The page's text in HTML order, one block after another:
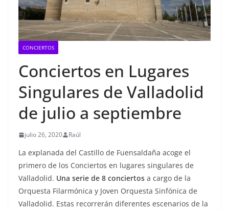
CONCIERTOS
Conciertos en Lugares
Singulares de Valladolid
de julio a septiembre
julio 26, 2020 Raúl
La explanada del Castillo de Fuensaldaña acoge el
primero de los Conciertos en lugares singulares de
Valladolid. Una serie de 8 conciertos a cargo de la
Orquesta Filarmónica y Joven Orquesta Sinfónica de
Valladolid. Estas recorrerán diferentes escenarios de la